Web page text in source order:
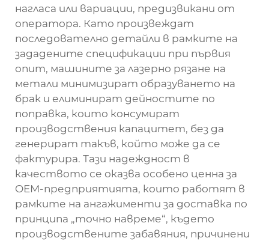
нагласа или вариации, предизвикани от
оператора. Като произвеждат
последователно детайли в рамките на
зададените спецификации при първия
опит, машините за лазерно рязане на
метали минимизират образуването на
брак и елиминират дейностите по
поправка, които консумират
производствения капацитет, без да
генерират такъв, който може да се
фактурира. Тази надеждност в
качеството се оказва особено ценна за
OEM-предприятията, които работят в
рамките на ангажименти за доставка по
принципа „точно навреме“, където
производствените забавяния, причинени